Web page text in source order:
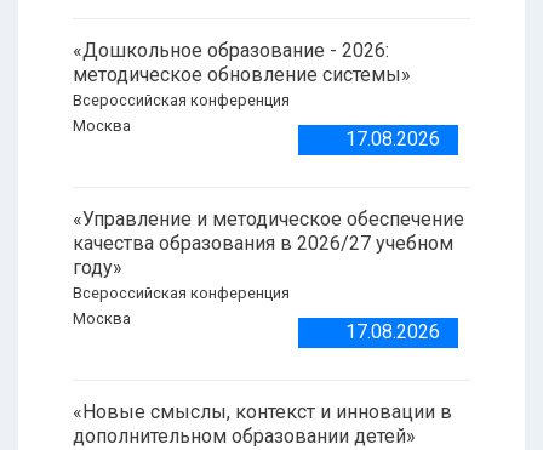
«Дошкольное образование - 2026:
методическое обновление системы»
Всероссийская конференция
Москва
17.08.2026
«Управление и методическое обеспечение
качества образования в 2026/27 учебном
году»
Всероссийская конференция
Москва
17.08.2026
«Новые смыслы, контекст и инновации в
дополнительном образовании детей»